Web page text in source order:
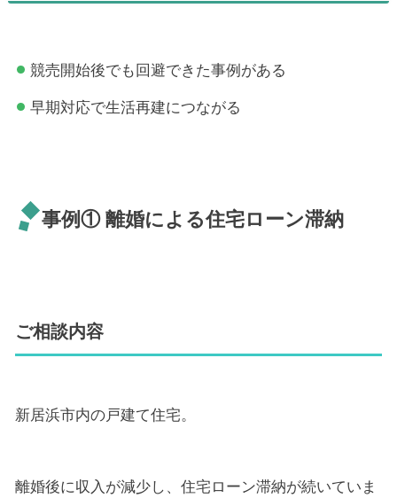
競売開始後でも回避できた事例がある
早期対応で生活再建につながる
事例① 離婚による住宅ローン滞納
ご相談内容
新居浜市内の戸建て住宅。
離婚後に収入が減少し、住宅ローン滞納が続いていま